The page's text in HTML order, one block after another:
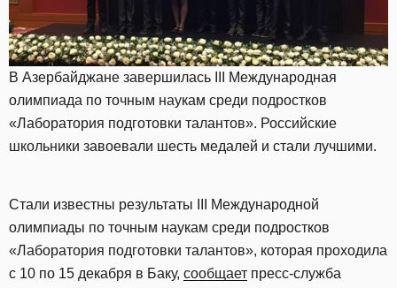
В Азербайджане завершилась III Международная
олимпиада по точным наукам среди подростков
«Лаборатория подготовки талантов». Российские
школьники завоевали шесть медалей и стали лучшими.
Стали известны результаты III Международной
олимпиады по точным наукам среди подростков
«Лаборатория подготовки талантов», которая проходила
с 10 по 15 декабря в Баку, сообщает пресс-служба